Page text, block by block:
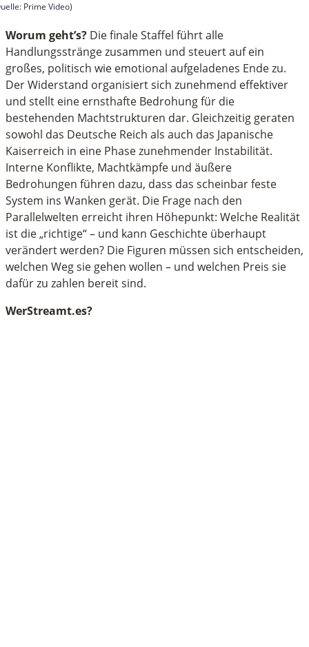
Prime Video)
Worum geht’s? Die finale Staffel führt alle
Handlungsstränge zusammen und steuert auf ein
großes, politisch wie emotional aufgeladenes Ende zu.
Der Widerstand organisiert sich zunehmend effektiver
und stellt eine ernsthafte Bedrohung für die
bestehenden Machtstrukturen dar. Gleichzeitig geraten
sowohl das Deutsche Reich als auch das Japanische
Kaiserreich in eine Phase zunehmender Instabilität.
Interne Konflikte, Machtkämpfe und äußere
Bedrohungen führen dazu, dass das scheinbar feste
System ins Wanken gerät. Die Frage nach den
Parallelwelten erreicht ihren Höhepunkt: Welche Realität
ist die „richtige“ – und kann Geschichte überhaupt
verändert werden? Die Figuren müssen sich entscheiden,
welchen Weg sie gehen wollen – und welchen Preis sie
dafür zu zahlen bereit sind.
WerStreamt.es?